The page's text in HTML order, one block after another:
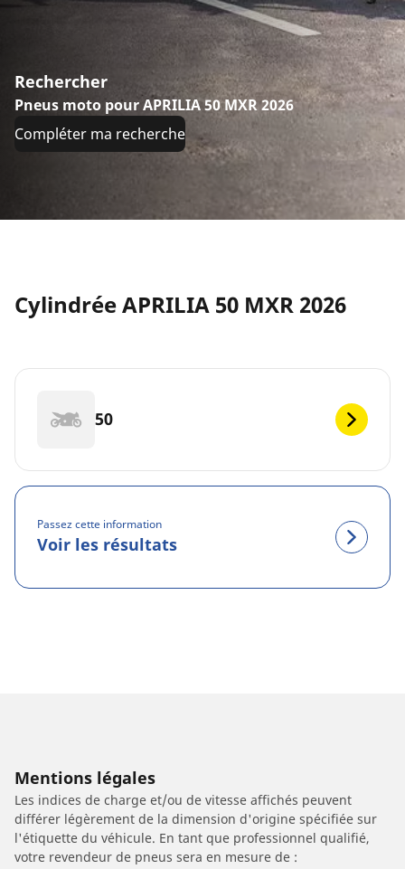
Rechercher
Pneus moto pour APRILIA 50 MXR 2026
Compléter ma recherche
Cylindrée APRILIA 50 MXR 2026
50
Passez cette information
Voir les résultats
Mentions légales
Les indices de charge et/ou de vitesse affichés peuvent
différer légèrement de la dimension d'origine spécifiée sur
l'étiquette du véhicule. En tant que professionnel qualifié,
votre revendeur de pneus sera en mesure de :